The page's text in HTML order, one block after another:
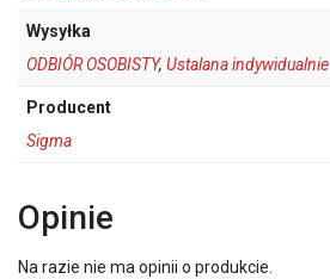
Wysyłka
ODBIÓR OSOBISTY, Ustalana indywidualnie
Producent
Sigma
Opinie
Na razie nie ma opinii o produkcie.